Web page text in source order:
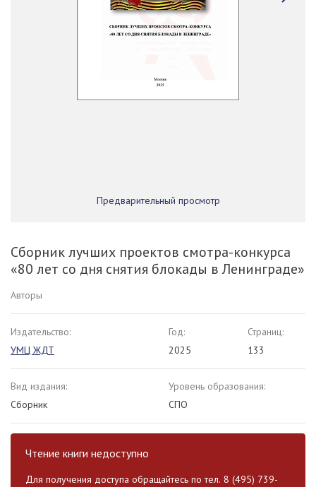
Предварительный просмотр
Сборник лучших проектов смотра-конкурса
«80 лет со дня снятия блокады в Ленинграде»
Авторы
Издательство:
УМЦ ЖДТ
Год:
2025
Страниц:
133
Вид издания:
Сборник
Уровень образования:
СПО
Чтение книги недоступно
Для получения доступа обращайтесь по тел. 8 (495) 739-